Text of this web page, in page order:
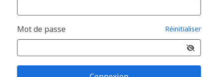
Mot de passe Réinitialiser